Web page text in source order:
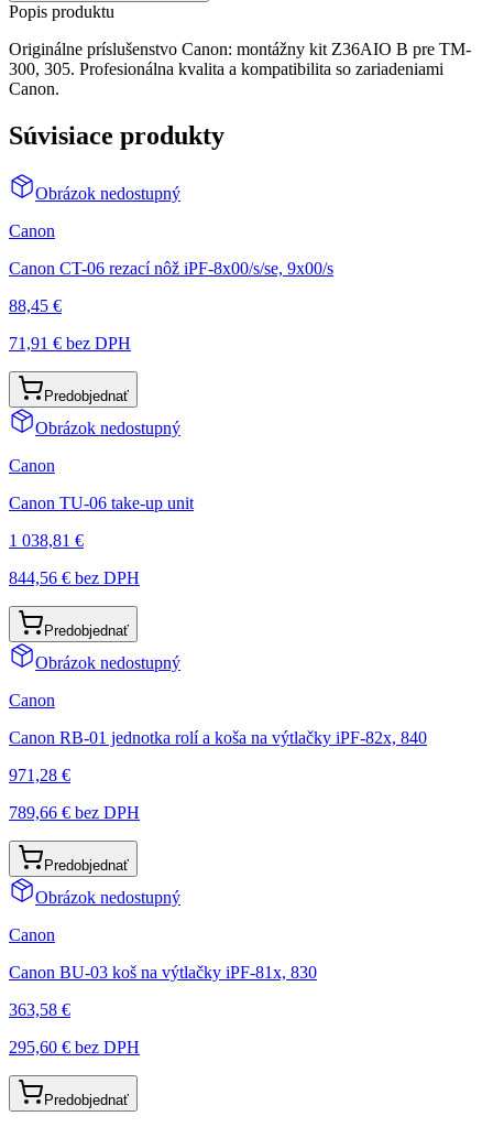
Popis produktu
Originálne príslušenstvo Canon: montážny kit Z36AIO B pre TM-
300, 305. Profesionálna kvalita a kompatibilita so zariadeniami
Canon.
Súvisiace produkty
Obrázok nedostupný
Canon
Canon CT-06 rezací nôž iPF-8x00/s/se, 9x00/s
88,45 €
71,91 € bez DPH
Predobjednať
Obrázok nedostupný
Canon
Canon TU-06 take-up unit
1 038,81 €
844,56 € bez DPH
Predobjednať
Obrázok nedostupný
Canon
Canon RB-01 jednotka rolí a koša na výtlačky iPF-82x, 840
971,28 €
789,66 € bez DPH
Predobjednať
Obrázok nedostupný
Canon
Canon BU-03 koš na výtlačky iPF-81x, 830
363,58 €
295,60 € bez DPH
Predobjednať